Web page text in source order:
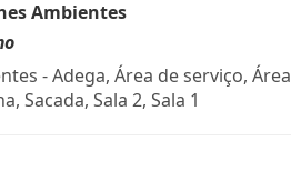
Ambientes
- Adega, Área de serviço,
Sacada, Sala 2, Sala 1